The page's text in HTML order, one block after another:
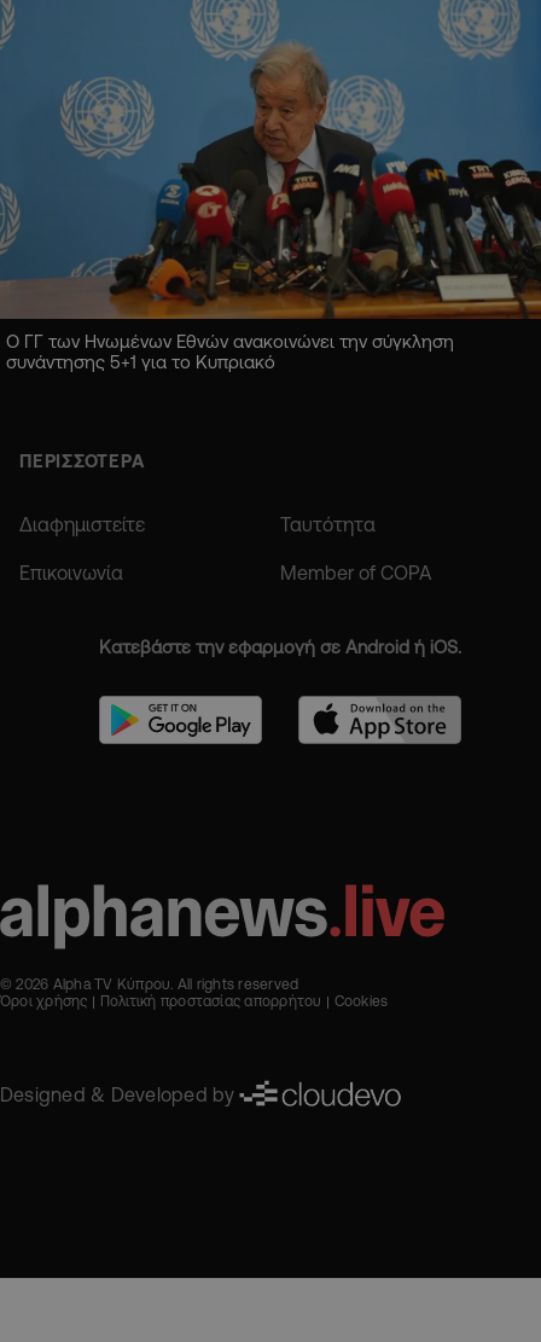
Ο ΓΓ των Ηνωμένων Εθνών ανακοινώνει την σύγκληση
συνάντησης 5+1 για το Κυπριακό
ΠΕΡΙΣΣΟΤΕΡΑ
Διαφημιστείτε Ταυτότητα
Επικοινωνία Member of COPA
Κατεβάστε την εφαρμογή σε Android ή iOS.
© 2026 Alpha TV Κύπρου. All rights reserved
Όροι χρήσης
Πολιτική προστασίας απορρήτου Cookies
Designed & Developed by